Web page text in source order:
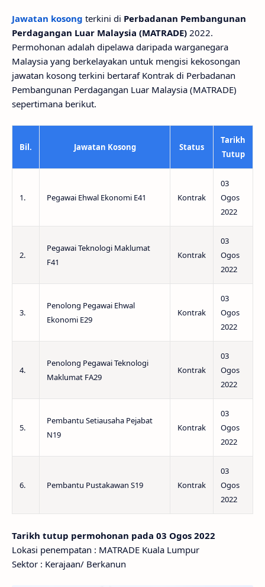
Jawatan kosong terkini di Perbadanan Pembangunan
Perdagangan Luar Malaysia (MATRADE) 2022.
Permohonan adalah dipelawa daripada warganegara
Malaysia yang berkelayakan untuk mengisi kekosongan
jawatan kosong terkini bertaraf Kontrak di Perbadanan
Pembangunan Perdagangan Luar Malaysia (MATRADE)
sepertimana berikut.
Bil. Jawatan Kosong Status
Tarikh
Tutup
1. Pegawai Ehwal Ekonomi E41 Kontrak
03
Ogos
2022
2.
Pegawai Teknologi Maklumat
F41
Kontrak
03
Ogos
2022
3.
Penolong Pegawai Ehwal
Ekonomi E29
Kontrak
03
Ogos
2022
4.
Penolong Pegawai Teknologi
Maklumat FA29
Kontrak
03
Ogos
2022
5.
Pembantu Setiausaha Pejabat
N19
Kontrak
03
Ogos
2022
6. Pembantu Pustakawan S19 Kontrak
03
Ogos
2022
Tarikh tutup permohonan pada 03 Ogos 2022
Lokasi penempatan : MATRADE Kuala Lumpur
Sektor : Kerajaan/ Berkanun